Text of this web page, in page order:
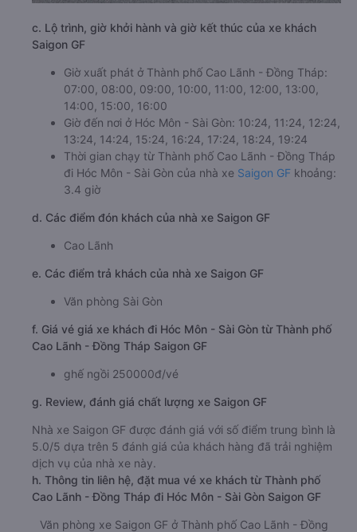
c. Lộ trình, giờ khởi hành và giờ kết thúc của xe khách
Saigon GF
Giờ xuất phát ở Thành phố Cao Lãnh - Đồng Tháp:
07:00, 08:00, 09:00, 10:00, 11:00, 12:00, 13:00,
14:00, 15:00, 16:00
Giờ đến nơi ở Hóc Môn - Sài Gòn: 10:24, 11:24, 12:24,
13:24, 14:24, 15:24, 16:24, 17:24, 18:24, 19:24
Thời gian chạy từ Thành phố Cao Lãnh - Đồng Tháp
đi Hóc Môn - Sài Gòn của nhà xe Saigon GF khoảng:
3.4 giờ
d. Các điểm đón khách của nhà xe Saigon GF
Cao Lãnh
e. Các điểm trả khách của nhà xe Saigon GF
Văn phòng Sài Gòn
f. Giá vé giá xe khách đi Hóc Môn - Sài Gòn từ Thành phố
Cao Lãnh - Đồng Tháp Saigon GF
ghế ngồi 250000đ/vé
g. Review, đánh giá chất lượng xe Saigon GF
Nhà xe Saigon GF được đánh giá với số điểm trung bình là
5.0/5 dựa trên 5 đánh giá của khách hàng đã trải nghiệm
dịch vụ của nhà xe này.
h. Thông tin liên hệ, đặt mua vé xe khách từ Thành phố
Cao Lãnh - Đồng Tháp đi Hóc Môn - Sài Gòn Saigon GF
Văn phòng xe Saigon GF ở Thành phố Cao Lãnh - Đồng